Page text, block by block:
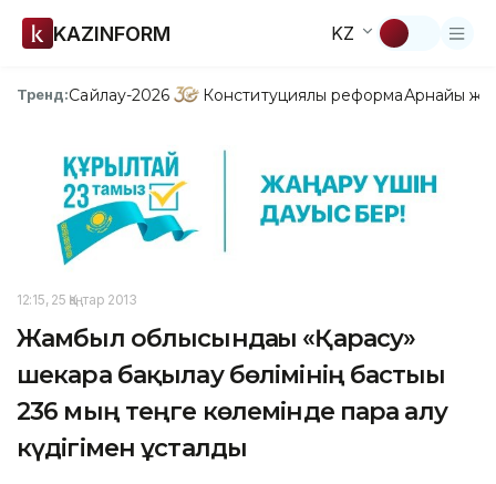
KAZINFORM KZ
Тренд:Сайлау-2026 Конституциялық реформаАрнайы
12:15, 25 Қаңтар 2013
Жамбыл облысындағы «Қарасу»
шекара бақылау бөлімінің бастығы
236 мың теңге көлемінде пара алу
күдігімен ұсталды